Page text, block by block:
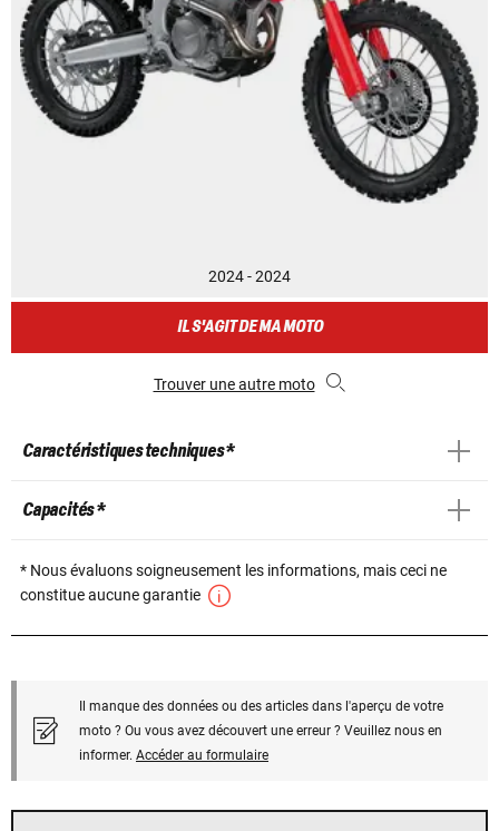
2024 - 2024
IL S'AGIT DE MA MOTO
Trouver une autre moto
Caractéristiques techniques *
Capacités *
* Nous évaluons soigneusement les informations, mais ceci ne
constitue aucune garantie
Il manque des données ou des articles dans l'aperçu de votre
moto ? Ou vous avez découvert une erreur ? Veuillez nous en
informer. Accéder au formulaire